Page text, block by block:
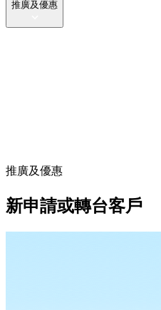
推廣及優惠
推廣及優惠
新申請或轉台客戶